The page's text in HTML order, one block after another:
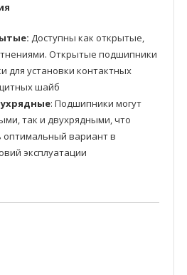
Доступны как открытые,
Открытые подшипники
для установки контактных
шайб
: Подшипники могут
так и двухрядными, что
оптимальный вариант в
эксплуатации